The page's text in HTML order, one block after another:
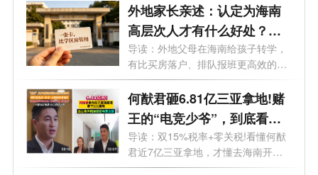
外地家长亲述：认定为海南
高层次人才有什么好处？一
张“人才卡”比学区房管用
导读：外地父母在海南给孩子转学，
有比买房落户、排队报班更高效的路
子吗...
何猷君砸6.81亿三亚拿地!赌
王的“电竞少爷”，到底看中
了海南什么？
导读：双15%税率+零关税!看懂何猷
君近7亿三亚拿地，才懂去海南开公
司有多香...